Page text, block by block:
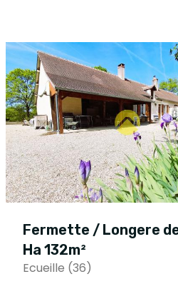
/ Longere de plus 1
(36)